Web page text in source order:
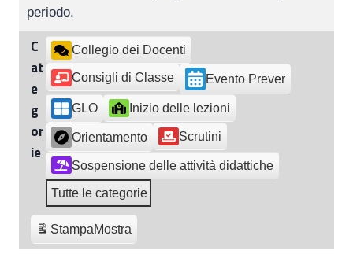
periodo.
C
at
e
g
or
ie
Collegio dei Docenti
Consigli di Classe Evento Prever
GLO Inizio delle lezioni
Orientamento Scrutini
Sospensione delle attività didattiche
Tutte le categorie
StampaMostra